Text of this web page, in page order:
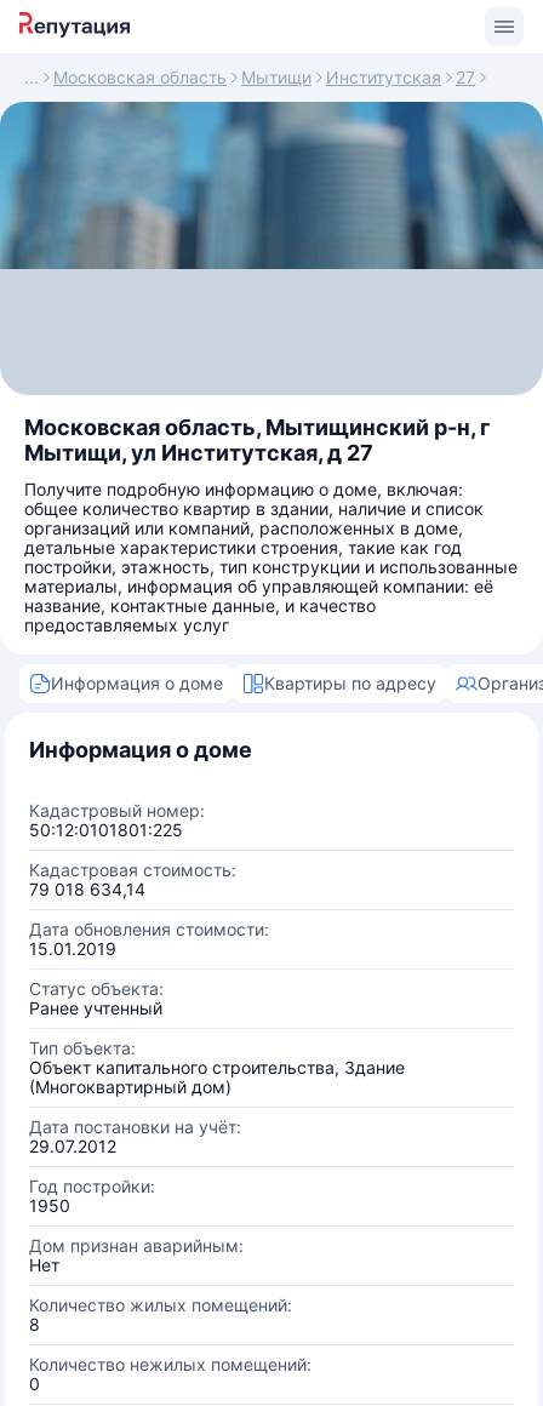
Московская область Мытищи Институтская 27
Московская область, Мытищинский р-н, г
Мытищи, ул Институтская, д 27
Получите подробную информацию о доме, включая:
общее количество квартир в здании, наличие и список
организаций или компаний, расположенных в доме,
детальные характеристики строения, такие как год
постройки, этажность, тип конструкции и использованные
материалы, информация об управляющей компании: её
название, контактные данные, и качество
предоставляемых услуг
Информация о доме Квартиры по адресу
Информация о доме
Кадастровый номер:
50:12:0101801:225
Кадастровая стоимость:
79 018 634,14
Дата обновления стоимости:
15.01.2019
Статус объекта:
Ранее учтенный
Тип объекта:
Объект капитального строительства, Здание
(Многоквартирный дом)
Дата постановки на учёт:
29.07.2012
Год постройки:
1950
Дом признан аварийным:
Нет
Количество жилых помещений:
8
Количество нежилых помещений:
0